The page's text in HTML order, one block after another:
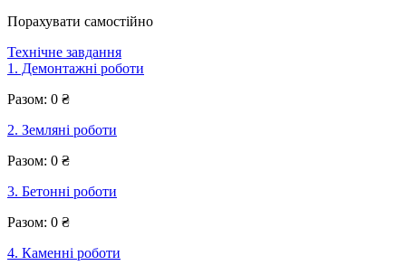
Порахувати самостійно
Технічне завдання
1. Демонтажні роботи
Разом: 0 ₴
2. Земляні роботи
Разом: 0 ₴
3. Бетонні роботи
Разом: 0 ₴
4. Каменні роботи